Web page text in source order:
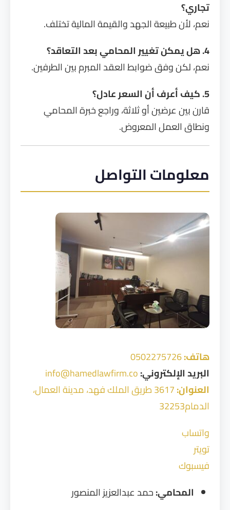
تجاري؟
نعم، لأن طبيعة الجهد والقيمة المالية تختلف.
4. هل يمكن تغيير المحامي بعد التعاقد؟
نعم، لكن وفق ضوابط العقد المبرم بين الطرفين.
5. كيف أعرف أن السعر عادل؟
قارن بين عرضين أو ثلاثة، وراجع خبرة المحامي
ونطاق العمل المعروض.
معلومات التواصل
هاتف:
البريد الإلكتروني:info@hamedlawfirm.co
العنوان:
3617 طريق الملك فهد، مدينة العمال،
الدمام32253
واتساب
تويتر
فيسبوك
المحامي:حمد عبدالعزيز المنصور